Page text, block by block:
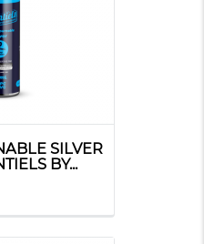
SILVER
BY...